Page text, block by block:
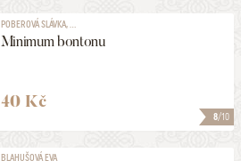
8/10
POBEROVÁ SLÁVKA, ...
Minimum bontonu
40 Kč
BLAHUŠOVÁ EVA